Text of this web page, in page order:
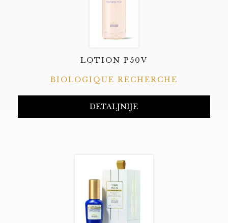
LOTION P50V
BIOLOGIQUE RECHERCHE
DETALJNIJE